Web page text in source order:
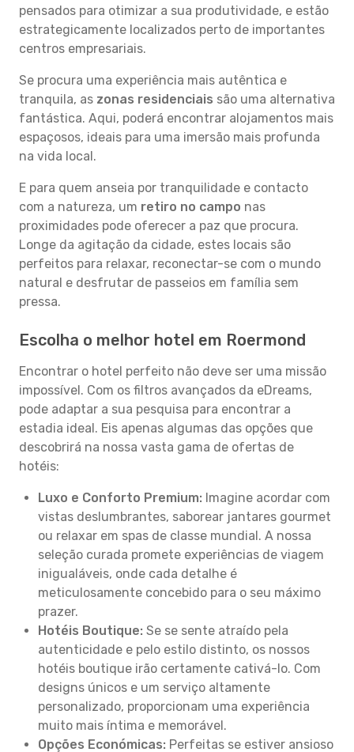
pensados para otimizar a sua produtividade, e estão
estrategicamente localizados perto de importantes
centros empresariais.
Se procura uma experiência mais autêntica e
tranquila, as zonas residenciais são uma alternativa
fantástica. Aqui, poderá encontrar alojamentos mais
espaçosos, ideais para uma imersão mais profunda
na vida local.
E para quem anseia por tranquilidade e contacto
com a natureza, um retiro no campo nas
proximidades pode oferecer a paz que procura.
Longe da agitação da cidade, estes locais são
perfeitos para relaxar, reconectar-se com o mundo
natural e desfrutar de passeios em família sem
pressa.
Escolha o melhor hotel em Roermond
Encontrar o hotel perfeito não deve ser uma missão
impossível. Com os filtros avançados da eDreams,
pode adaptar a sua pesquisa para encontrar a
estadia ideal. Eis apenas algumas das opções que
descobrirá na nossa vasta gama de ofertas de
hotéis:
Luxo e Conforto Premium: Imagine acordar com
vistas deslumbrantes, saborear jantares gourmet
ou relaxar em spas de classe mundial. A nossa
seleção curada promete experiências de viagem
inigualáveis, onde cada detalhe é
meticulosamente concebido para o seu máximo
prazer.
Hotéis Boutique: Se se sente atraído pela
autenticidade e pelo estilo distinto, os nossos
hotéis boutique irão certamente cativá-lo. Com
designs únicos e um serviço altamente
personalizado, proporcionam uma experiência
muito mais íntima e memorável.
Opções Económicas: Perfeitas se estiver ansioso